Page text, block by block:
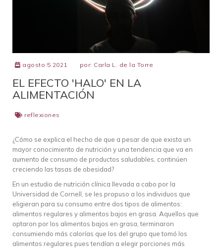
agosto 5 2021 por: Carla L. de la Torre
EL EFECTO 'HALO' EN LA
ALIMENTACIÓN
reflexiones
¿Cómo se explica el hecho de que a pesar de que exista un
mayor conocimiento de nutrición y una tendencia que va en
aumento de consumo de productos saludables, continúen
creciendo las tasas de obesidad?
En un estudio de nutrición clínica llevada a cabo por la
Universidad de Cornell, se les propuso a los individuos que
eligieran para su consumo entre dos tipos de alimentos:
alimentos regulares y alimentos bajos en grasa. Aquellos que
optaron por los alimentos bajos en grasa, terminaron
consumiendo más calorías que los del grupo que tomó los
alimentos regulares pues tendían a elegir porciones más